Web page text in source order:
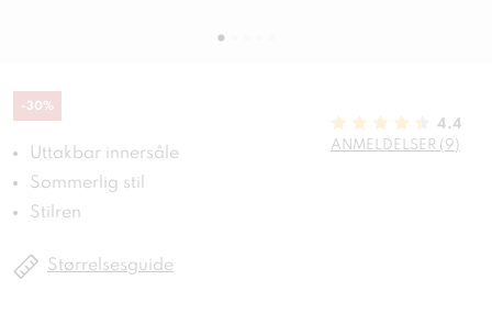
-30%
Uttakbar innersåle
Sommerlig stil
Stilren
4.4
ANMELDELSER (9)
Størrelsesguide